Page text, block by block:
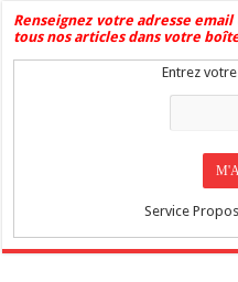
Renseignez votre adresse
tous nos articles dans votre
Entrez
Service